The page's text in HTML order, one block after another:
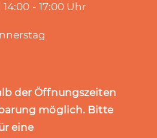
- 17:00 Uhr
der Öffnungszeiten
möglich. Bitte
eine